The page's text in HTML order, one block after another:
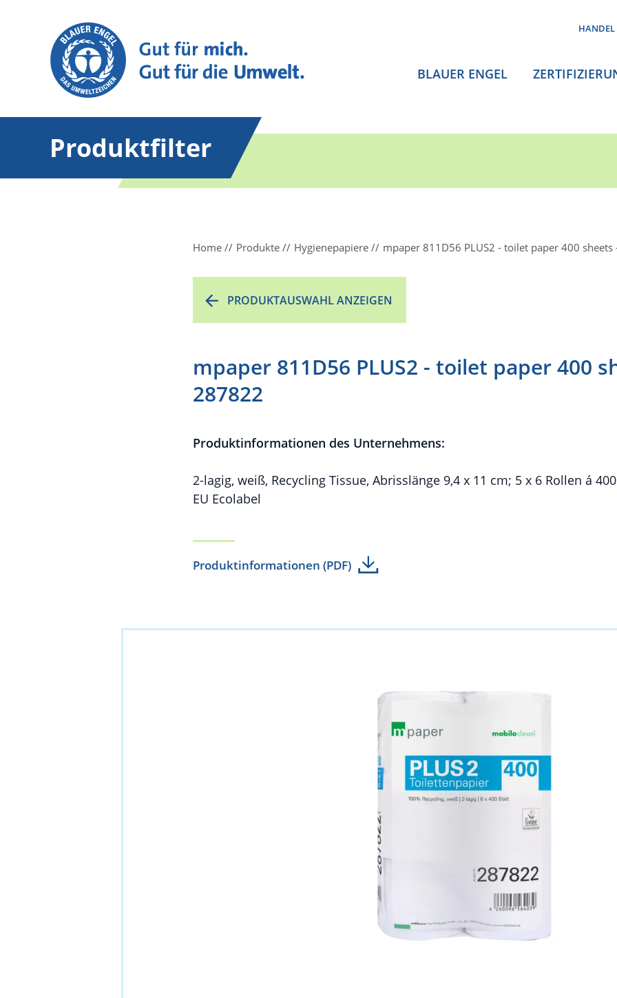
HANDEL
BLAUER ENGEL
Produktfilter
Home Produkte Hygienepapiere mpaper 811D56 PLUS2 - toilet paper 400 sheets
PRODUKTAUSWAHL ANZEIGEN
mpaper 811D56 PLUS2 - toilet paper 400
287822
Produktinformationen des Unternehmens:
2-lagig, weiß, Recycling Tissue, Abrisslänge 9,4 x 11 cm; 5 x 6 Rollen á
EU Ecolabel
Produktinformationen (PDF)